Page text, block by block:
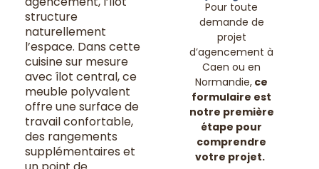
structure
naturellement
l’espace. Dans cette
cuisine sur mesure
avec îlot central, ce
meuble polyvalent
offre une surface de
travail confortable,
des rangements
supplémentaires et
Pour toute
demande de
projet
d’agencement à
Caen ou en
Normandie, ce
formulaire est
notre première
étape pour
comprendre
votre projet.